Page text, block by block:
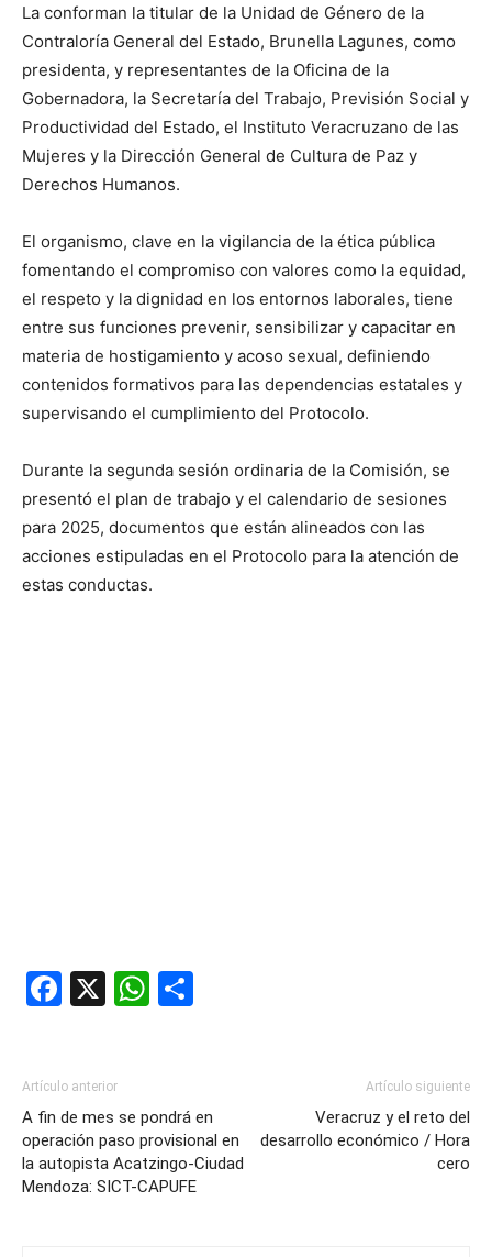
La conforman la titular de la Unidad de Género de la
Contraloría General del Estado, Brunella Lagunes, como
presidenta, y representantes de la Oficina de la
Gobernadora, la Secretaría del Trabajo, Previsión Social y
Productividad del Estado, el Instituto Veracruzano de las
Mujeres y la Dirección General de Cultura de Paz y
Derechos Humanos.
El organismo, clave en la vigilancia de la ética pública
fomentando el compromiso con valores como la equidad,
el respeto y la dignidad en los entornos laborales, tiene
entre sus funciones prevenir, sensibilizar y capacitar en
materia de hostigamiento y acoso sexual, definiendo
contenidos formativos para las dependencias estatales y
supervisando el cumplimiento del Protocolo.
Durante la segunda sesión ordinaria de la Comisión, se
presentó el plan de trabajo y el calendario de sesiones
para 2025, documentos que están alineados con las
acciones estipuladas en el Protocolo para la atención de
estas conductas.
Facebook
X WhatsApp
Artículo anterior
A fin de mes se pondrá en
operación paso provisional en
la autopista Acatzingo-Ciudad
Mendoza: SICT-CAPUFE
Artículo siguiente
Veracruz y el reto del
desarrollo económico / Hora
cero